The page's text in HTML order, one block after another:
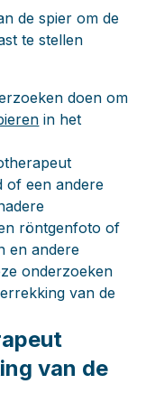
de spier om de
te stellen
doen om
in het
of een andere
röntgenfoto of
en andere
onderzoeken
van de
van de